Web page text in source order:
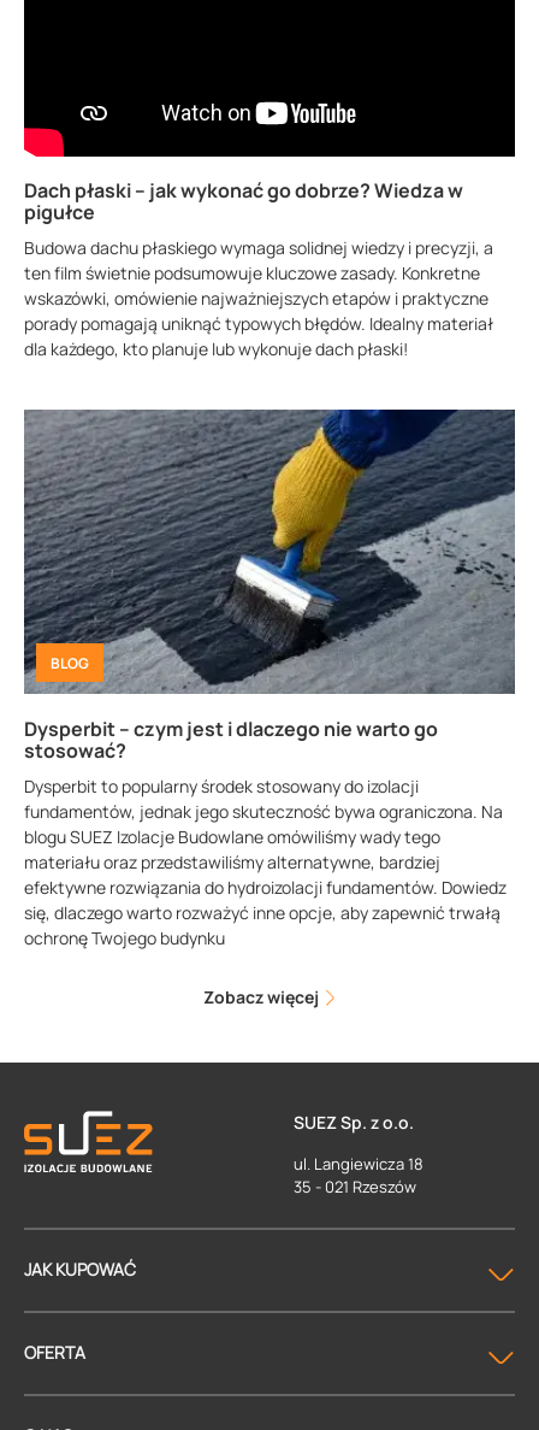
Dach płaski – jak wykonać go dobrze? Wiedza w
pigułce
Budowa dachu płaskiego wymaga solidnej wiedzy i precyzji, a
ten film świetnie podsumowuje kluczowe zasady. Konkretne
wskazówki, omówienie najważniejszych etapów i praktyczne
porady pomagają uniknąć typowych błędów. Idealny materiał
dla każdego, kto planuje lub wykonuje dach płaski!
BLOG
Dysperbit – czym jest i dlaczego nie warto go
stosować?
Dysperbit to popularny środek stosowany do izolacji
fundamentów, jednak jego skuteczność bywa ograniczona. Na
blogu SUEZ Izolacje Budowlane omówiliśmy wady tego
materiału oraz przedstawiliśmy alternatywne, bardziej
efektywne rozwiązania do hydroizolacji fundamentów. Dowiedz
się, dlaczego warto rozważyć inne opcje, aby zapewnić trwałą
ochronę Twojego budynku
Zobacz więcej
SUEZ Sp. z o.o.
ul. Langiewicza 18
35 - 021 Rzeszów
JAK KUPOWAĆ
OFERTA